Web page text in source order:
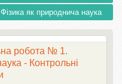
як природнича наука
робота № 1.
- Контрольні